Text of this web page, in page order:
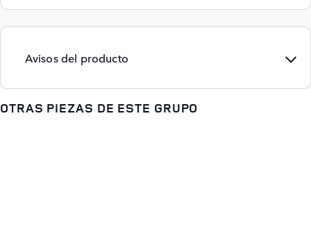
Avisos del producto
OTRAS PIEZAS DE ESTE GRUPO